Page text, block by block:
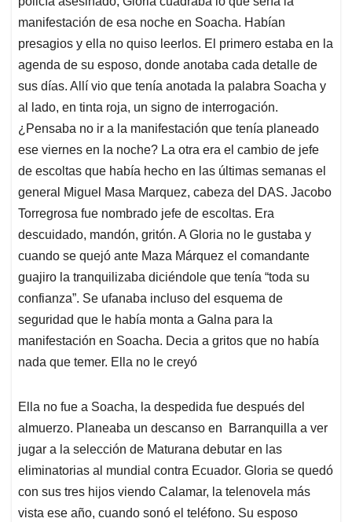
manifestación de esa noche en Soacha. Habían
presagios y ella no quiso leerlos. El primero estaba en la
agenda de su esposo, donde anotaba cada detalle de
sus días. Allí vio que tenía anotada la palabra Soacha y
al lado, en tinta roja, un signo de interrogación.
¿Pensaba no ir a la manifestación que tenía planeado
ese viernes en la noche? La otra era el cambio de jefe
de escoltas que había hecho en las últimas semanas el
general Miguel Masa Marquez, cabeza del DAS. Jacobo
Torregrosa fue nombrado jefe de escoltas. Era
descuidado, mandón, gritón. A Gloria no le gustaba y
cuando se quejó ante Maza Márquez el comandante
guajiro la tranquilizaba diciéndole que tenía “toda su
confianza”. Se ufanaba incluso del esquema de
seguridad que le había monta a Galna para la
manifestación en Soacha. Decia a gritos que no había
nada que temer. Ella no le creyó
Ella no fue a Soacha, la despedida fue después del
almuerzo. Planeaba un descanso en Barranquilla a ver
jugar a la selección de Maturana debutar en las
eliminatorias al mundial contra Ecuador. Gloria se quedó
con sus tres hijos viendo Calamar, la telenovela más
vista ese año, cuando sonó el teléfono. Su esposo